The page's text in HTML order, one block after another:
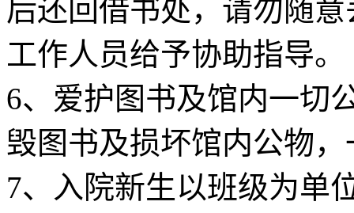
后还回借书处，请勿随
工作人员给予协助指导。
6、爱护图书及馆内一切
毁图书及损坏馆内公物
7、入院新生以班级为单